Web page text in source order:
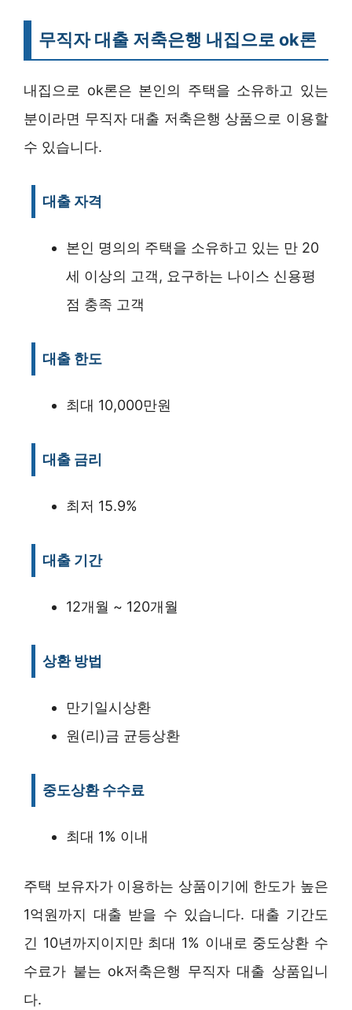
무직자 대출 저축은행 내집으로 ok론
내집으로 ok론은 본인의 주택을 소유하고 있는
분이라면 무직자 대출 저축은행 상품으로 이용할
수 있습니다.
대출 자격
본인 명의의 주택을 소유하고 있는 만 20
세 이상의 고객, 요구하는 나이스 신용평
점 충족 고객
대출 한도
최대 10,000만원
대출 금리
최저 15.9%
대출 기간
12개월 ~ 120개월
상환 방법
만기일시상환
원(리)금 균등상환
중도상환 수수료
최대 1% 이내
주택 보유자가 이용하는 상품이기에 한도가 높은
1억원까지 대출 받을 수 있습니다. 대출 기간도
긴 10년까지이지만 최대 1% 이내로 중도상환 수
수료가 붙는 ok저축은행 무직자 대출 상품입니
다.